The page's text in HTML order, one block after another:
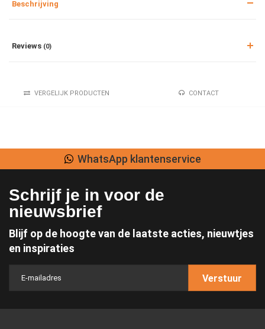
Beschrijving
Reviews (0)
VERGELIJK PRODUCTEN CONTACT
WhatsApp klantenservice
Schrijf je in voor de
nieuwsbrief
Blijf op de hoogte van de laatste acties, nieuwtjes
en inspiraties
Verstuur